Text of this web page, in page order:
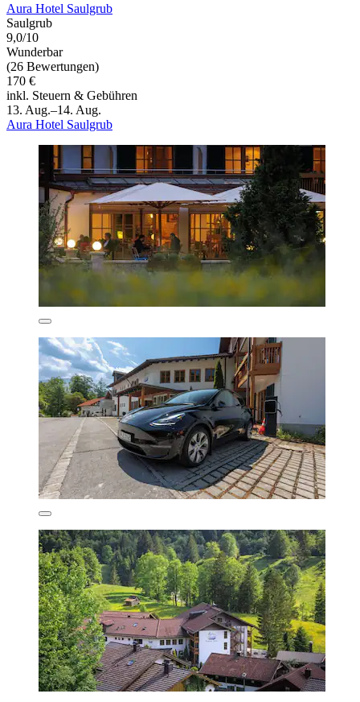
Aura Hotel Saulgrub
Saulgrub
9,0/10
Wunderbar
(26 Bewertungen)
170 €
inkl. Steuern & Gebühren
13. Aug.–14. Aug.
Aura Hotel Saulgrub